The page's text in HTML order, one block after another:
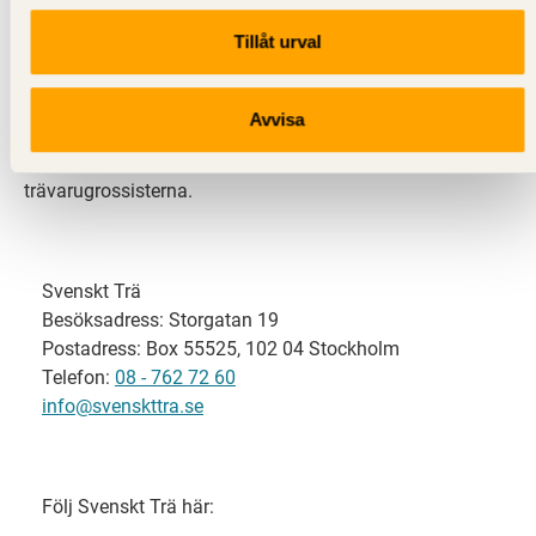
Tillåt urval
Avvisa
Svenskt Trä representerar svensk sågverksindustri
och är en del av branschorganisationen
svensk limträ-, KL-trä- och förpackningsindustri samt
trävarugrossisterna.
Svenskt Trä
Besöksadress: Storgatan 19
Postadress: Box 55525, 102 04 Stockholm
Telefon: 08 - 762 72 60
info@svenskttra.se
Följ Svenskt Trä här: